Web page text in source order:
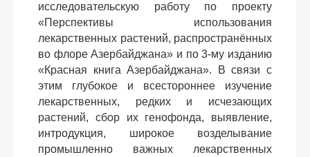
исследовательскую работу по проекту
«Перспективы использования
лекарственных растений, распространённых
во флоре Азербайджана» и по 3-му изданию
«Красная книга Азербайджана». В связи с
этим глубокое и всестороннее изучение
лекарственных, редких и исчезающих
растений, сбор их генофонда, выявление,
интродукция, широкое возделывание
промышленно важных лекарственных